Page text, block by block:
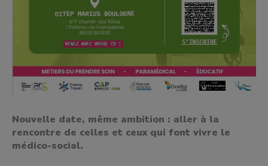
Nouvelle date, même ambition : aller à la
rencontre de celles et ceux qui font vivre le
médico-social.